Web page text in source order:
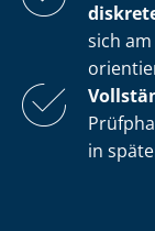
sich
in